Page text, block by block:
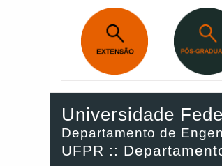
Universidade
Departamento de
UFPR ::